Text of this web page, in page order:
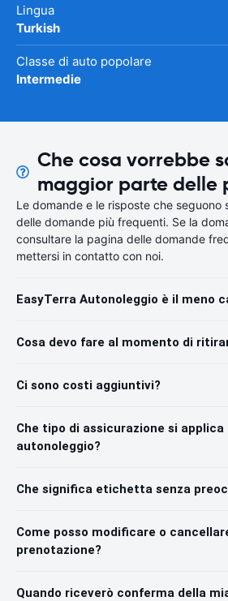
Lingua
Turkish
Classe di auto popolare
Intermedie
Che cosa vorrebbe
maggior parte delle
Le domande e le risposte che seguono
delle domande più frequenti. Se la
consultare la pagina delle domande
mettersi in contatto con noi.
EasyTerra Autonoleggio è il meno
Cosa devo fare al momento di
Ci sono costi aggiuntivi?
Che tipo di assicurazione si applica
autonoleggio?
Che significa etichetta senza
Come posso modificare o
prenotazione?
Quando riceverò conferma della